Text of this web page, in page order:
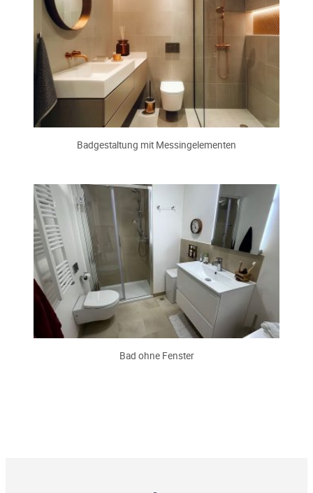
Badgestaltung mit Messingelementen
Bad ohne Fenster